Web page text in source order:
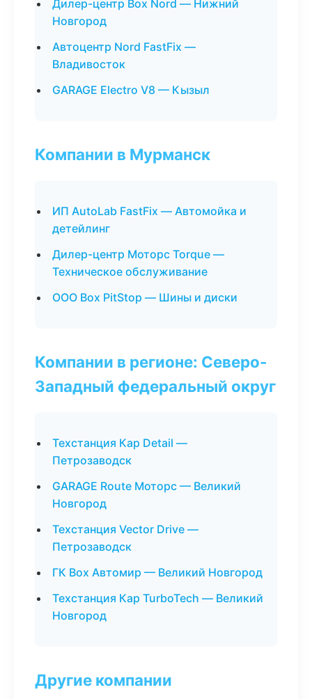
Дилер-центр Box Nord — Нижний
Новгород
Автоцентр Nord FastFix —
Владивосток
GARAGE Electro V8 — Кызыл
Компании в Мурманск
ИП AutoLab FastFix — Автомойка и
детейлинг
Дилер-центр Моторс Torque —
Техническое обслуживание
ООО Box PitStop — Шины и диски
Компании в регионе: Северо-
Западный федеральный округ
Техстанция Кар Detail —
Петрозаводск
GARAGE Route Моторс — Великий
Новгород
Техстанция Vector Drive —
Петрозаводск
ГК Box Автомир — Великий Новгород
Техстанция Кар TurboTech — Великий
Новгород
Другие компании